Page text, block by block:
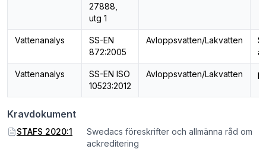
27888,
utg 1
Vattenanalys
SS-EN
872:2005
Avloppsvatten/Lakvatten
Vattenanalys
SS-EN ISO
10523:2012
Avloppsvatten/Lakvatten
Kravdokument
STAFS 2020:1
Swedacs föreskrifter och allmänna råd om
ackreditering